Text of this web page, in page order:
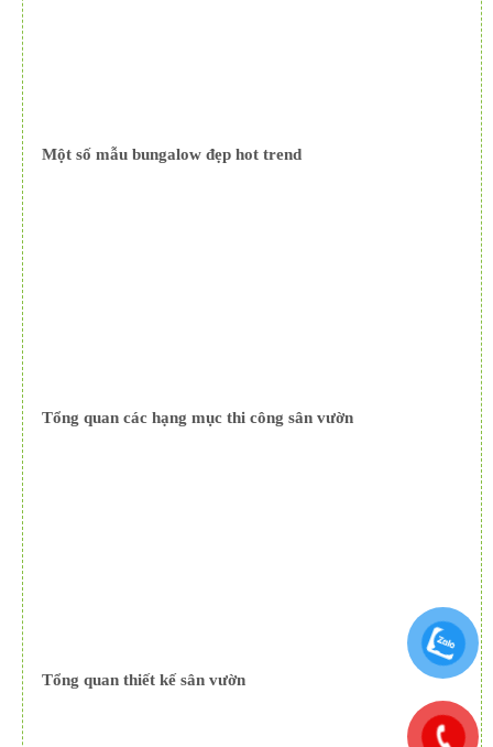
Một số mẫu bungalow đẹp hot trend
Tổng quan các hạng mục thi công sân vườn
Tổng quan thiết kế sân vườn